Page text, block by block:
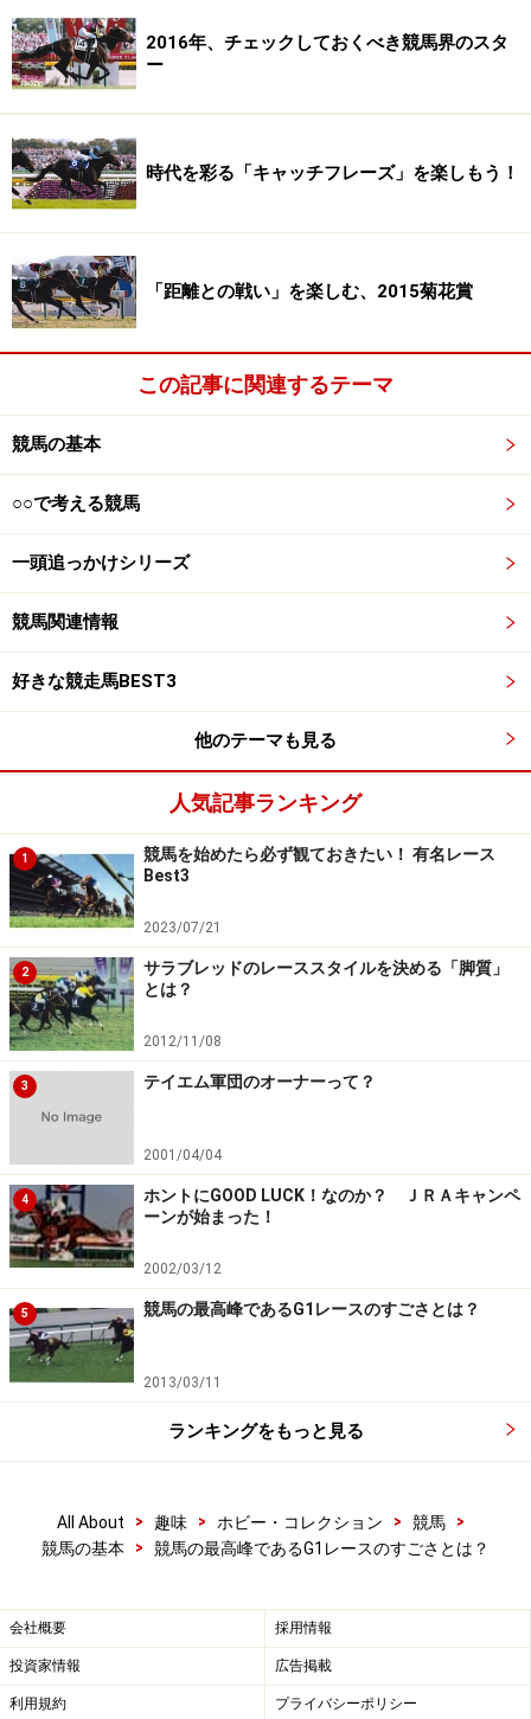
下の馬)を意味するもの。そして、勝ち続けると「オープ
ン」という最上位のクラス、いわゆる1軍にたどりつく
のです。
オープンクラスのレースは、さらに4つのランクに分か
れており、その頂点に位置するのがG1。「G」とはグレ
ードの意味で、「重賞レース」と呼ばれ、賞金はグンと
ープンレースがあります。
を見てみるとよいでしょう。その馬の名はローマンレジ
ェンド。
一気に最上級クラスまで勝ち進んだローマンレジェンド（写
ローマンレジェンドは、2011年にデビュー。最初の2戦
まいます。
2011年1月22日 3歳未勝利 芝2200m
この時、ローマンレジェンドはいわゆる「未勝利クラ
ス」。しかし、3戦目で兄弟が得意とするダートのレー
スに挑戦したところ、これが大正解。「待ってました」
とばかりに、ローマンレジェンドの快進撃が始まりま
す。3戦目以降の成績を見てみましょう。
2011年5月1日 3歳未勝利 ダート1800m
-------------------------------------クラス昇格
2011年11月5日 3歳上500万下 ダート1800m1着
-------------------------------------クラス昇格
2011年12月25日 赤穂特別(1000万下) ダート1800m
1着
-------------------------------------クラス昇格
2012年4月22日 上賀茂S(1600万下) ダート1800m
着
2012年6月9日 灘S(1600万下) ダート1800m
-------------------------------------クラス昇格
どうですか、この成績。0勝クラスだったローマンレジ
ェンドは、500万下→1000万下→1600万下とみるみるう
す。
します。
2016年、チェックしておくべき競馬界のスタ
ー
時代を彩る「キャッチフレーズ」を楽しもう！
「距離との戦い」を楽しむ、2015菊花賞
この記事に関連するテーマ
競馬の基本
○○で考える競馬
一頭追っかけシリーズ
競馬関連情報
好きな競走馬BEST3
他のテーマも見る
人気記事ランキング
1
競馬を始めたら必ず観ておきたい！ 有名レース
Best3
2023/07/21
2
サラブレッドのレーススタイルを決める「脚質」
とは？
2012/11/08
3 テイエム軍団のオーナーって？
2001/04/04
4
ホントにGOOD LUCK！なのか？ ＪＲＡキャンペ
ーンが始まった！
2002/03/12
5 競馬の最高峰であるG1レースのすごさとは？
2013/03/11
ランキングをもっと見る
All About > 趣味 > ホビー・コレクション > 競馬
>
競馬の基本
> 競馬の最高峰であるG1レースのすごさとは？
会社概要 採用情報
投資家情報 広告掲載
利用規約 プライバシーポリシー